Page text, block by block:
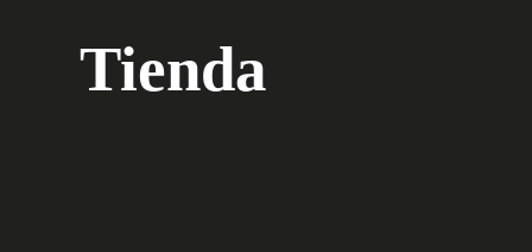
Tienda